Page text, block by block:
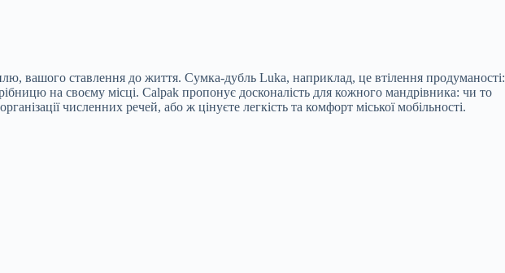
вашого ставлення до життя. Сумка-дубль Luka, наприклад, це втілення продуманості:
на своєму місці. Calpak пропонує досконалість для кожного мандрівника: чи то
численних речей, або ж цінуєте легкість та комфорт міської мобільності.